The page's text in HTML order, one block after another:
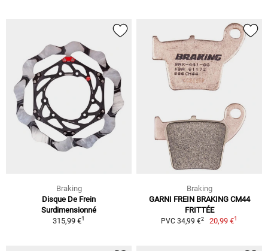
Braking
Disque De Frein
Surdimensionné
315,99 €1
Braking
GARNI FREIN BRAKING CM44
FRITTÉE
PVC 34,99 €2 20,99 €1